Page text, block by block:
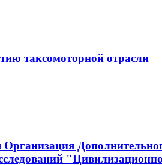
таксомоторной отрасли